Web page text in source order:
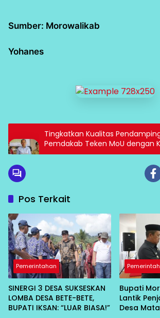
Sumber: Morowalikab
Yohanes
Tingkatkan Kualitas
Pemdakab Teken MoU dengan
Negeri Morowali
Pos Terkait
Pemerintahan
SINERGI 3 DESA SUKSESKAN
LOMBA DESA BETE-BETE,
BUPATI IKSAN: “LUAR BIASA!”
Bupati
Lantik
Desa